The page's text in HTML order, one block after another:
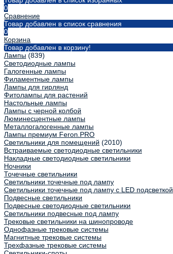
0
Сравнение
Товар добавлен в список сравнения
0
Корзина
Товар добавлен в корзину!
Лампы (839)
Светодиодные лампы
Галогенные лампы
Филаментные лампы
Лампы для гирлянд
Фитолампы для растений
Настольные лампы
Лампы с черной колбой
Люминесцентные лампы
Металлогалогенные лампы
Лампы премиум Feron.PRO
Светильники для помещений (2010)
Встраиваемые светодиодные светильники
Накладные светодиодные светильники
Ночники
Точечные светильники
Светильники точечные под лампу
Светильники точечные под лампу с LED подсветкой
Подвесные светильники
Подвесные светодиодные светильники
Светильники подвесные под лампу
Трековые светильники на шинопроводе
Однофазные трековые системы
Магнитные трековые системы
Трехфазные трековые системы